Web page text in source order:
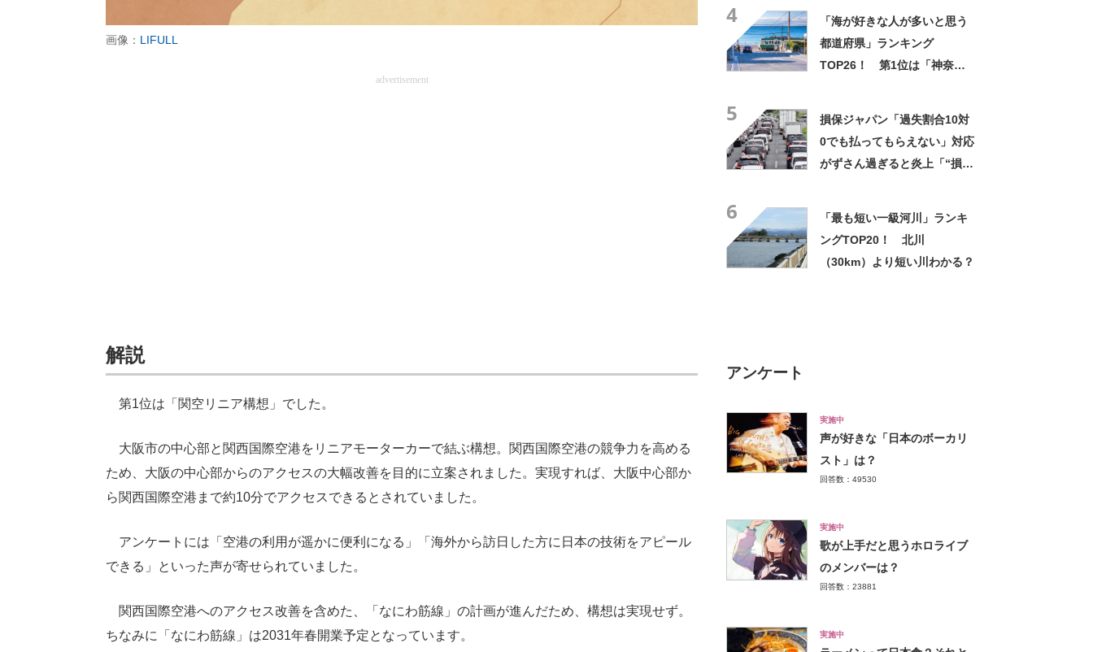
画像： LIFULL
advertisement
解説
第1位は「関空リニア構想」でした。
大阪市の中心部と関西国際空港をリニアモーターカーで結ぶ構想。関西国際空港の競争力を高める
ため、大阪の中心部からのアクセスの大幅改善を目的に立案されました。実現すれば、大阪中心部か
ら関西国際空港まで約10分でアクセスできるとされていました。
アンケートには「空港の利用が遥かに便利になる」「海外から訪日した方に日本の技術をアピール
できる」といった声が寄せられていました。
関西国際空港へのアクセス改善を含めた、「なにわ筋線」の計画が進んだため、構想は実現せず。
ちなみに「なにわ筋線」は2031年春開業予定となっています。
4
「海が好きな人が多いと思う
都道府県」ランキング
TOP26！ 第1位は「神奈川
5
損保ジャパン「過失割合10対
0でも払ってもらえない」対応
がずさん過ぎると炎上「“損保
6
「最も短い一級河川」ランキ
ングTOP20！ 北川
（30km）より短い川わかる？
アンケート
実施中
声が好きな「日本のボーカリ
スト」は？
回答数：49530
実施中
歌が上手だと思うホロライブ
のメンバーは？
回答数：23881
実施中